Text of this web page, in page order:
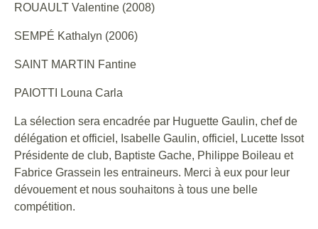
ROUAULT Valentine (2008)
SEMPÉ Kathalyn (2006)
SAINT MARTIN Fantine
PAIOTTI Louna Carla
La sélection sera encadrée par Huguette Gaulin, chef de
délégation et officiel, Isabelle Gaulin, officiel, Lucette Issot
Présidente de club, Baptiste Gache, Philippe Boileau et
Fabrice Grassein les entraineurs. Merci à eux pour leur
dévouement et nous souhaitons à tous une belle
compétition.